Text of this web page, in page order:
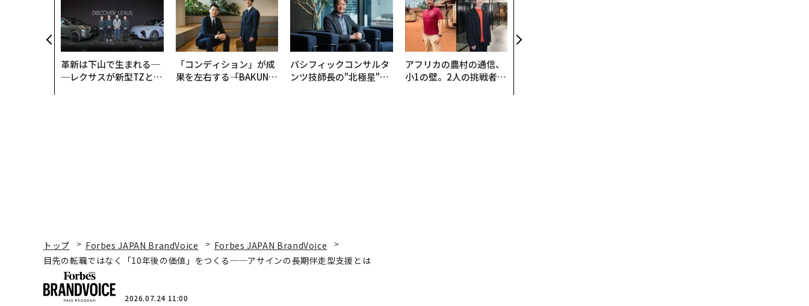
革新は下山で生まれる─
─レクサスが新型TZとE
「コンディション」が成
果を左右する――「BAKUN
パシフィックコンサルタ
ンツ技師長の"北極星"。
アフリカの農村の通信、
小1の壁。2人の挑戦者が
ションの10年
トップ Forbes JAPAN BrandVoice
Forbes JAPAN BrandVoice
目先の転職ではなく「10年後の価値」をつくる──アサインの長期伴走型支援とは
2026.07.24 11:00